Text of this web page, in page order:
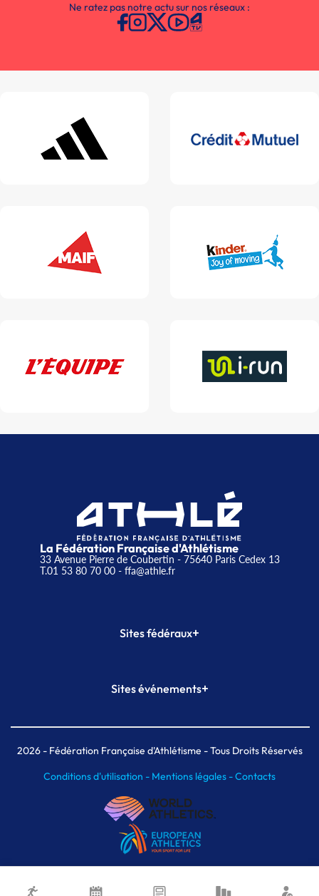
Ne ratez pas notre actu sur nos réseaux :
La Fédération Française d'Athlétisme
33 Avenue Pierre de Coubertin - 75640 Paris Cedex 13
T.01 53 80 70 00- ffa@athle.fr
Sites fédéraux+
Plateforme Formation
Sites événements+
Meeting de Paris indoor
MAIF Ekiden de Paris
2026- Fédération Française d'Athlétisme - Tous Droits Réservés
Conditions d'utilisation - Mentions légales -Contacts